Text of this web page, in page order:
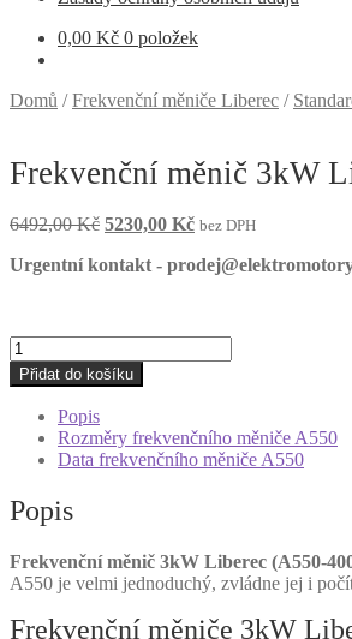
0,00 Kč 0 položek
Domů /Frekvenční měniče Liberec /
Frekvenční měnič 3kW
6492,00Kč Původní
byla:
5230,00 KčAktuální
je:
bez DPH
Urgentní kontakt -
Frekvenční
měnič
3kW
Liberec
(A550-
400V)
množství
Přidat do košíku
Popis
Rozměry frekvenčního měniče A550
Data frekvenčního měniče A550
Popis
Frekvenční měnič 3kW Liberec (A550-
A550 je velmi jednoduchý, zvládne jej i
Frekvenční měniče 3kW